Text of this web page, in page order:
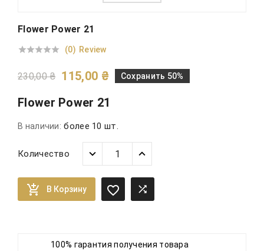
Flower Power 21
 (0) Review
230,00 ₴ 115,00 ₴ Сохранить 50%
Flower Power 21
В наличии: более 10 шт.
Количество
 В Корзину  
100% гарантия получения товара